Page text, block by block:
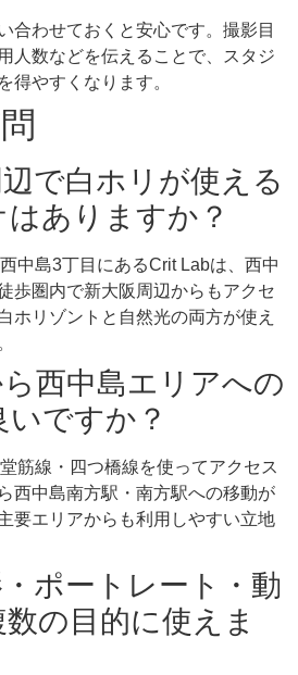
合わせておくと安心です。撮影目
人数などを伝えることで、スタジ
得やすくなります。
で白ホリが使える
ありますか？
中島3丁目にあるCrit Labは、西中
歩圏内で新大阪周辺からもアクセ
ホリゾントと自然光の両方が使え
西中島エリアへの
ですか？
筋線・四つ橋線を使ってアクセス
西中島南方駅・南方駅への移動が
要エリアからも利用しやすい立地
ポートレート・動
の目的に使えま